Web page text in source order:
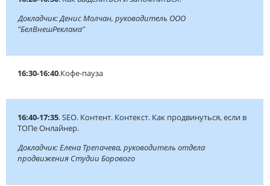
Докладчик: Денис Молчан, руководитель ООО
"БелВнешРеклама"
16:30-16:40.Кофе-пауза
16:40-17:35. SEO. Контент. Контекст. Как продвинуться, если в
ТОПе Онлайнер.
Докладчик: Елена Трепачева, руководитель отдела
продвижения Студии Борового